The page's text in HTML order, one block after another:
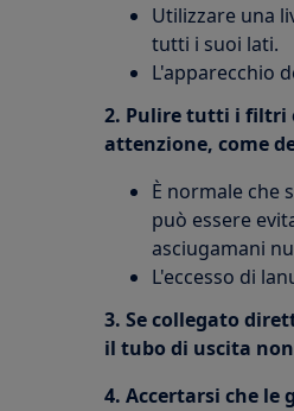
Utilizzare una
tutti i suoi lati.
L'apparecchio
2. Pulire tutti i filtri
attenzione, come
È normale che
può essere
asciugamani
L'eccesso di
3. Se collegato
il tubo di uscita
4. Accertarsi che